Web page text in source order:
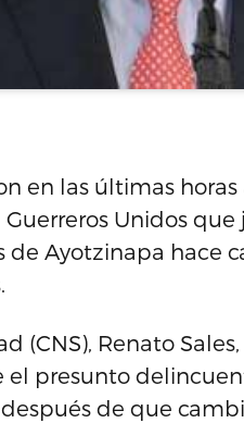
en las últimas
Unidos
Ayotzinapa hace
(CNS), Renato
el presunto
de que